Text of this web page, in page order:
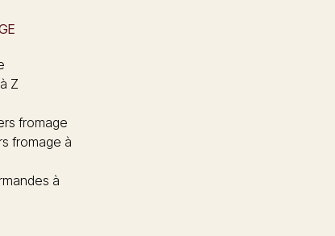
Z
fromage
fromage à
à